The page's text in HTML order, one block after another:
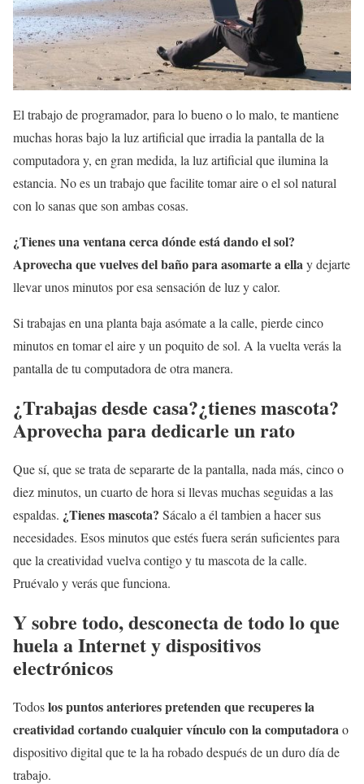
El trabajo de programador, para lo bueno o lo malo, te mantiene
muchas horas bajo la luz artificial que irradia la pantalla de la
computadora y, en gran medida, la luz artificial que ilumina la
estancia. No es un trabajo que facilite tomar aire o el sol natural
con lo sanas que son ambas cosas.
¿Tienes una ventana cerca dónde está dando el sol?
Aprovecha que vuelves del baño para asomarte a ellay dejarte
llevar unos minutos por esa sensación de luz y calor.
Si trabajas en una planta baja asómate a la calle, pierde cinco
minutos en tomar el aire y un poquito de sol. A la vuelta verás la
pantalla de tu computadora de otra manera.
¿Trabajas desde casa?¿tienes mascota?
Aprovecha para dedicarle un rato
Que sí, que se trata de separarte de la pantalla, nada más, cinco o
diez minutos, un cuarto de hora si llevas muchas seguidas a las
espaldas. ¿Tienes mascota? Sácalo a él tambien a hacer sus
necesidades. Esos minutos que estés fuera serán suficientes para
que la creatividad vuelva contigo y tu mascota de la calle.
Pruévalo y verás que funciona.
Y sobre todo, desconecta de todo lo que
huela a Internet y dispositivos
electrónicos
Todoslos puntos anteriores pretenden que recuperes la
creatividad cortando cualquier vínculo con la computadorao
dispositivo digital que te la ha robado después de un duro día de
trabajo.